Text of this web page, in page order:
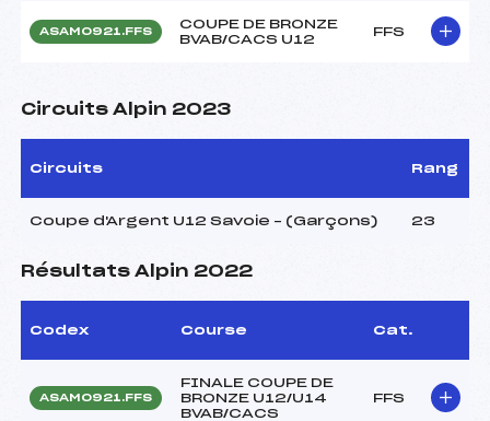
ASAM0921.FFS
COUPE DE BRONZE
BVAB/CACS U12
FFS
Circuits Alpin 2023
Circuits Rang
Coupe d'Argent U12 Savoie – (Garçons) 23
Résultats Alpin 2022
Codex Course Cat.
ASAM0921.FFS
FINALE COUPE DE
BRONZE U12/U14
BVAB/CACS
FFS